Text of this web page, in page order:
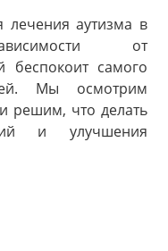
аутизма в
от
беспокоит самого
Мы осмотрим
решим, что делать
и улучшения